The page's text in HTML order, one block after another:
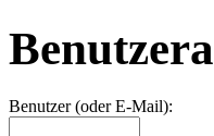
Benutzer (oder E-Mail):